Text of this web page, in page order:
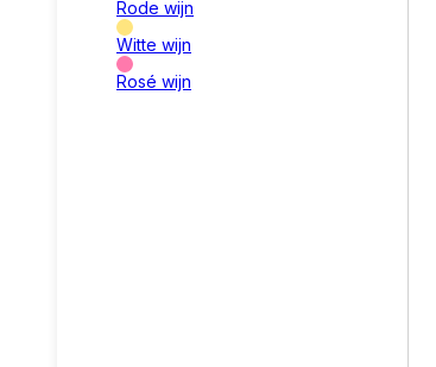
Rode wijn
Witte wijn
Rosé wijn